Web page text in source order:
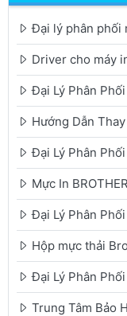
Đại lý phân phối
Driver cho máy
Đại Lý Phân
Hướng Dẫn
Đại Lý Phân
Mực In
Đại Lý Phân
Hộp mực thải
Đại Lý Phân
Trung Tâm Bảo